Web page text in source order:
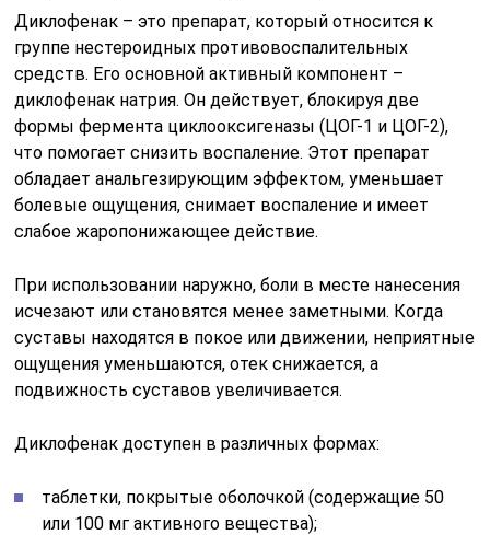
Диклофенак – это препарат, который относится к
группе нестероидных противовоспалительных
средств. Его основной активный компонент –
диклофенак натрия. Он действует, блокируя две
формы фермента циклооксигеназы (ЦОГ-1 и ЦОГ-2),
что помогает снизить воспаление. Этот препарат
обладает анальгезирующим эффектом, уменьшает
болевые ощущения, снимает воспаление и имеет
слабое жаропонижающее действие.
При использовании наружно, боли в месте нанесения
исчезают или становятся менее заметными. Когда
суставы находятся в покое или движении, неприятные
ощущения уменьшаются, отек снижается, а
подвижность суставов увеличивается.
Диклофенак доступен в различных формах:
таблетки, покрытые оболочкой (содержащие 50
или 100 мг активного вещества);